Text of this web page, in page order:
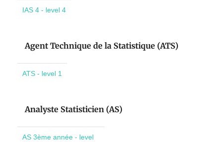
IAS 4 - level 4
Agent Technique de la Statistique (ATS)
ATS - level 1
Analyste Statisticien (AS)
AS 3ème année - level